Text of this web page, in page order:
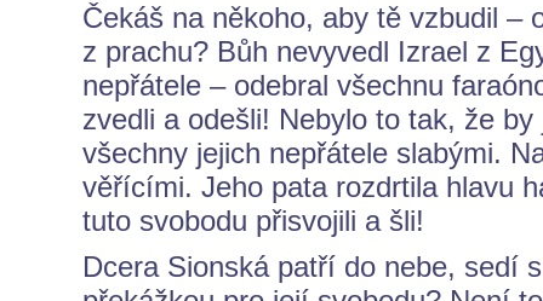
Čekáš na někoho, aby tě vzbudil –
z prachu? Bůh nevyvedl Izrael z
nepřátele – odebral všechnu
zvedli a odešli! Nebylo to tak, že
všechny jejich nepřátele slabými.
věřícími. Jeho pata rozdrtila hlavu
tuto svobodu přisvojili a šli!
Dcera Sionská patří do nebe, sedí